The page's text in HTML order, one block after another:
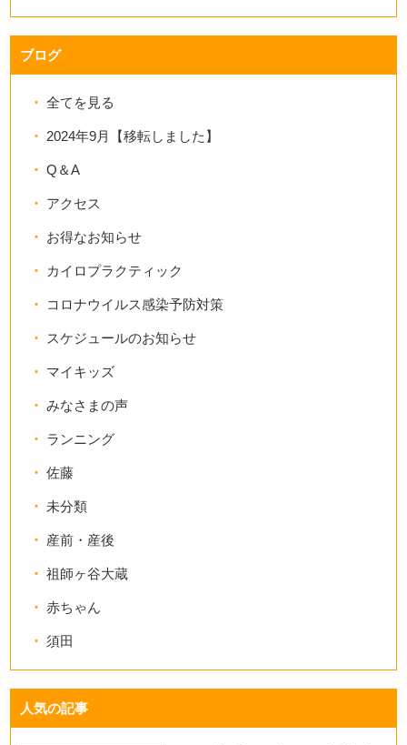
ブログ
全てを見る
2024年9月【移転しました】
Q＆A
アクセス
お得なお知らせ
カイロプラクティック
コロナウイルス感染予防対策
スケジュールのお知らせ
マイキッズ
みなさまの声
ランニング
佐藤
未分類
産前・産後
祖師ヶ谷大蔵
赤ちゃん
須田
人気の記事